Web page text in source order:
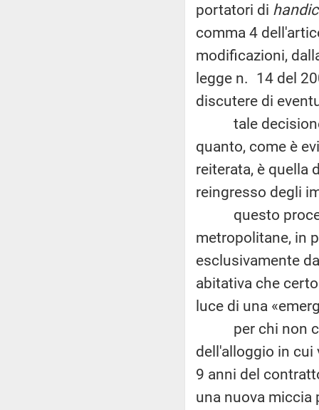
portatori di
comma 4
modificazioni,
legge n. 14 del
discutere di
tale decisione
quanto, come è
reiterata, è quella
reingresso degli
questo
metropolitane, in
esclusivamente
abitativa che
luce di una
per chi non
dell'alloggio in cui
9 anni del
una nuova miccia